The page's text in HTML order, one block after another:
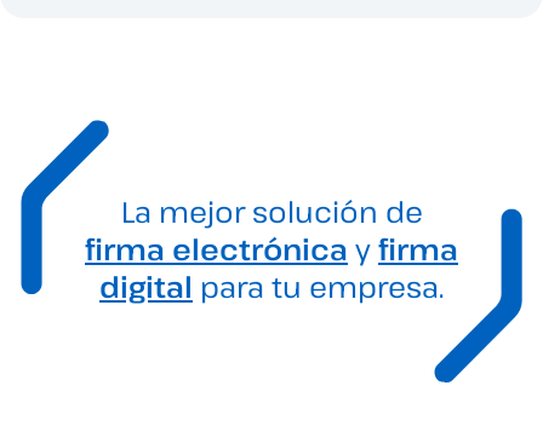
La mejor solución de
firma electrónica yfirma
digital para tu empresa.